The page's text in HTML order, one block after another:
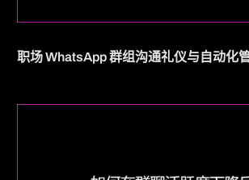
职场 WhatsApp 群组沟通礼仪与自动化